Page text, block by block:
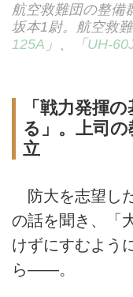
航空救難団の整備
坂本1尉。航空救
125A 」、「UH-
「戦力発揮
る」。上司
立
防大を志望し
の話を聞き、「
けずにすむよう
ら――。